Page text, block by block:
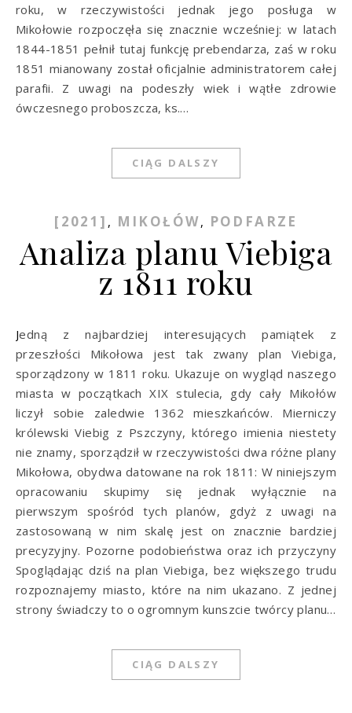
roku, w rzeczywistości jednak jego posługa w
Mikołowie rozpoczęła się znacznie wcześniej: w latach
1844-1851 pełnił tutaj funkcję prebendarza, zaś w roku
1851 mianowany został oficjalnie administratorem całej
parafii. Z uwagi na podeszły wiek i wątłe zdrowie
ówczesnego proboszcza, ks.…
CIĄG DALSZY
[2021] , MIKOŁÓW, PODFARZE
Analiza planu Viebiga
z 1811 roku
Jedną z najbardziej interesujących pamiątek z
przeszłości Mikołowa jest tak zwany plan Viebiga,
sporządzony w 1811 roku. Ukazuje on wygląd naszego
miasta w początkach XIX stulecia, gdy cały Mikołów
liczył sobie zaledwie 1362 mieszkańców. Mierniczy
królewski Viebig z Pszczyny, którego imienia niestety
nie znamy, sporządził w rzeczywistości dwa różne plany
Mikołowa, obydwa datowane na rok 1811: W niniejszym
opracowaniu skupimy się jednak wyłącznie na
pierwszym spośród tych planów, gdyż z uwagi na
zastosowaną w nim skalę jest on znacznie bardziej
precyzyjny. Pozorne podobieństwa oraz ich przyczyny
Spoglądając dziś na plan Viebiga, bez większego trudu
rozpoznajemy miasto, które na nim ukazano. Z jednej
strony świadczy to o ogromnym kunszcie twórcy planu…
CIĄG DALSZY